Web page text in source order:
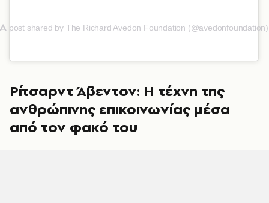
A post shared by The Richard Avedon Foundation (@avedonfoundation)
Ρίτσαρντ Άβεντον: Η τέχνη της
ανθρώπινης επικοινωνίας μέσα
από τον φακό του